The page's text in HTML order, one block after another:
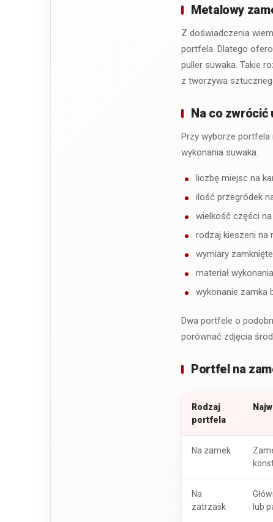
Metalowy
Z doświadczenia
portfela. Dlatego
puller suwaka. Takie
z tworzywa
Na co zwrócić
Przy wyborze portfela
wykonania suwaka.
liczbę miejsc na
ilość przegródek
wielkość części na
rodzaj kieszeni na
wymiary
materiał
wykonanie zamka
Dwa portfele o
porównać zdjęcia
Portfel na
Rodzaj
portfela
Na zamek
Na
zatrzask
lub